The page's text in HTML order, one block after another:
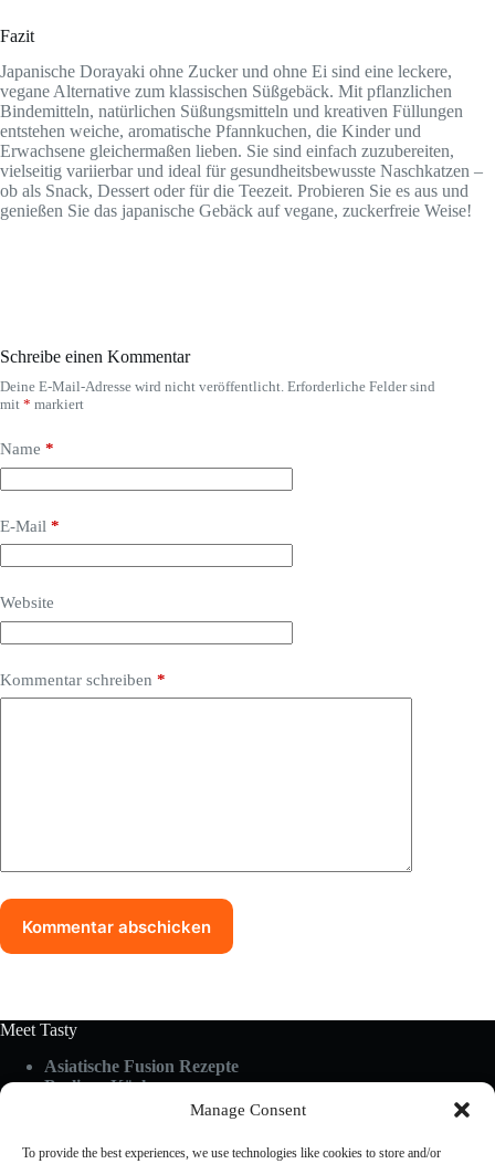
Manage Consent
To provide the best experiences, we use technologies like cookies to store and/or
Fazit
Japanische Dorayaki ohne Zucker und ohne Ei sind eine leckere,
vegane Alternative zum klassischen Süßgebäck. Mit pflanzlichen
Bindemitteln, natürlichen Süßungsmitteln und kreativen Füllungen
entstehen weiche, aromatische Pfannkuchen, die Kinder und
Erwachsene gleichermaßen lieben. Sie sind einfach zuzubereiten,
vielseitig variierbar und ideal für gesundheitsbewusste Naschkatzen –
ob als Snack, Dessert oder für die Teezeit. Probieren Sie es aus und
genießen Sie das japanische Gebäck auf vegane, zuckerfreie Weise!
Schreibe einen Kommentar
Deine E-Mail-Adresse wird nicht veröffentlicht. Erforderliche Felder sind
mit * markiert
Name *
E-Mail *
Website
Kommentar schreiben *
Kommentar abschicken
Meet Tasty
Asiatische Fusion Rezepte
Berliner Küche
Küchen-Hacks & Tipps